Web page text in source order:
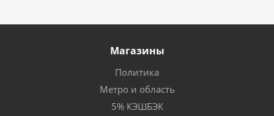
Магазины
Политика
Метро и область
5% КЭШБЭК